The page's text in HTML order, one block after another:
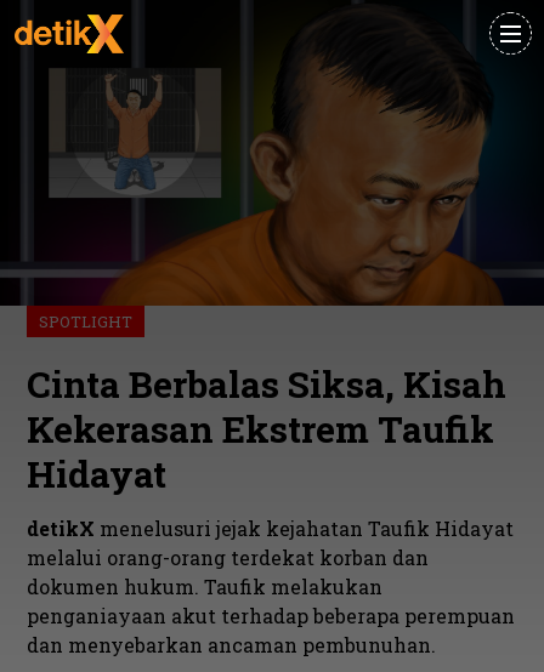
SPOTLIGHT
Cinta Berbalas Siksa, Kisah
Kekerasan Ekstrem Taufik
Hidayat
detikX menelusuri jejak kejahatan Taufik Hidayat
melalui orang-orang terdekat korban dan
dokumen hukum. Taufik melakukan
penganiayaan akut terhadap beberapa perempuan
dan menyebarkan ancaman pembunuhan.